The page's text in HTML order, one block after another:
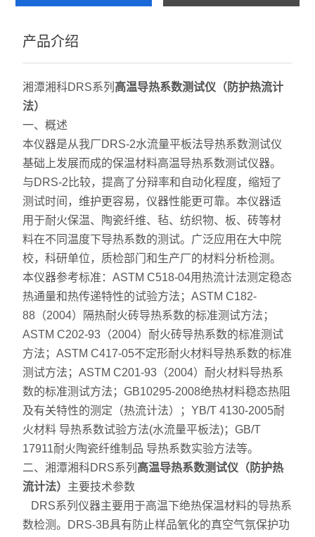
产品介绍
湘潭湘科DRS系列 高温导热系数测试仪（防护热流计
法）
一、概述
本仪器是从我厂DRS-2水流量平板法导热系数测试仪
基础上发展而成的保温材料高温导热系数测试仪器。
与DRS-2比较，提高了分辩率和自动化程度，缩短了
测试时间，维护更容易，仪器性能更可靠。本仪器适
用于耐火保温、陶瓷纤维、毡、纺织物、板、砖等材
料在不同温度下导热系数的测试。广泛应用在大中院
校，科研单位，质检部门和生产厂的材料分析检测。
本仪器参考标准：ASTM C518-04用热流计法测定稳态
热通量和热传递特性的试验方法；ASTM C182-
88（2004）隔热耐火砖导热系数的标准测试方法；
ASTM C202-93（2004）耐火砖导热系数的标准测试
方法；ASTM C417-05不定形耐火材料导热系数的标准
测试方法；ASTM C201-93（2004）耐火材料导热系
数的标准测试方法；GB10295-2008绝热材料稳态热阻
及有关特性的测定（热流计法）；YB/T 4130-2005耐
火材料 导热系数试验方法(水流量平板法)；GB/T
17911耐火陶瓷纤维制品 导热系数实验方法等。
二、湘潭湘科DRS系列 高温导热系数测试仪（防护热
流计法） 主要技术参数
DRS系列仪器主要用于高温下绝热保温材料的导热系
数检测。DRS-3B具有防止样品氧化的真空气氛保护功